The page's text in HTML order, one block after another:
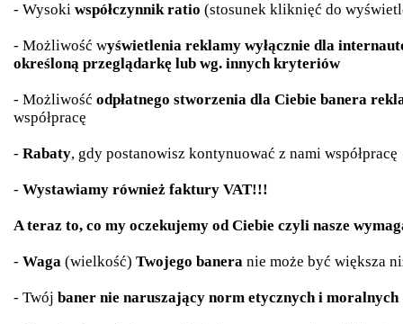
- Wysoki współczynnik ratio (stosunek kliknięć do
- Możliwość wyświetlenia reklamy wyłącznie dla
określoną przeglądarkę lub wg. innych kryteriów
- Możliwość odpłatnego stworzenia dla Ciebie banera
współpracę
- Rabaty, gdy postanowisz kontynuować z nami współpracę
- Wystawiamy również faktury VAT!!!
A teraz to, co my oczekujemy od Ciebie czyli nasze
- Waga (wielkość) Twojego banera nie może być większa
- Twój baner nie naruszający norm etycznych i moralnych